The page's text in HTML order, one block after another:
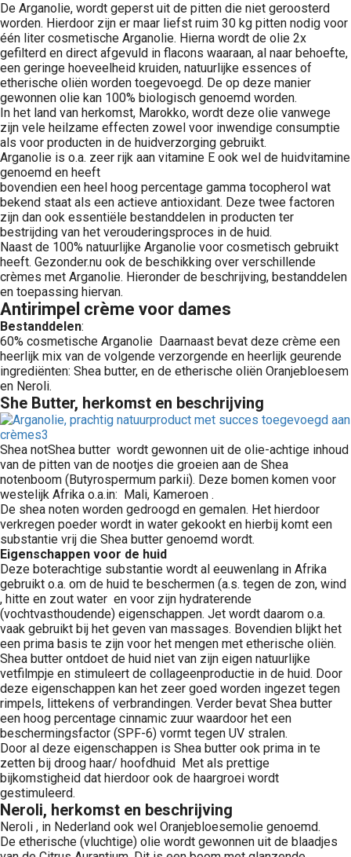
De Arganolie, wordt geperst uit de pitten die niet geroosterd
worden. Hierdoor zijn er maar liefst ruim 30 kg pitten nodig voor
één liter cosmetische Arganolie. Hierna wordt de olie 2x
gefilterd en direct afgevuld in flacons waaraan, al naar behoefte,
een geringe hoeveelheid kruiden, natuurlijke essences of
etherische oliën worden toegevoegd. De op deze manier
gewonnen olie kan 100% biologisch genoemd worden.
In het land van herkomst, Marokko, wordt deze olie vanwege
zijn vele heilzame effecten zowel voor inwendige consumptie
als voor producten in de huidverzorging gebruikt.
Arganolie is o.a. zeer rijk aan vitamine E ook wel de huidvitamine
genoemd en heeft
bovendien een heel hoog percentage gamma tocopherol wat
bekend staat als een actieve antioxidant. Deze twee factoren
zijn dan ook essentiële bestanddelen in producten ter
bestrijding van het verouderingsproces in de huid.
Naast de 100% natuurlijke Arganolie voor cosmetisch gebruikt
heeft. Gezonder.nu ook de beschikking over verschillende
crèmes met Arganolie. Hieronder de beschrijving, bestanddelen
en toepassing hiervan.
Antirimpel crème voor dames
Bestanddelen:
60% cosmetische Arganolie Daarnaast bevat deze crème een
heerlijk mix van de volgende verzorgende en heerlijk geurende
ingrediënten: Shea butter, en de etherische oliën Oranjebloesem
en Neroli.
She Butter, herkomst en beschrijving
Shea notShea butter wordt gewonnen uit de olie-achtige inhoud
van de pitten van de nootjes die groeien aan de Shea
notenboom (Butyrospermum parkii). Deze bomen komen voor
westelijk Afrika o.a.in: Mali, Kameroen .
De shea noten worden gedroogd en gemalen. Het hierdoor
verkregen poeder wordt in water gekookt en hierbij komt een
substantie vrij die Shea butter genoemd wordt.
Eigenschappen voor de huid
Deze boterachtige substantie wordt al eeuwenlang in Afrika
gebruikt o.a. om de huid te beschermen (a.s. tegen de zon, wind
, hitte en zout water en voor zijn hydraterende
(vochtvasthoudende) eigenschappen. Jet wordt daarom o.a.
vaak gebruikt bij het geven van massages. Bovendien blijkt het
een prima basis te zijn voor het mengen met etherische oliën.
Shea butter ontdoet de huid niet van zijn eigen natuurlijke
vetfilmpje en stimuleert de collageenproductie in de huid. Door
deze eigenschappen kan het zeer goed worden ingezet tegen
rimpels, littekens of verbrandingen. Verder bevat Shea butter
een hoog percentage cinnamic zuur waardoor het een
beschermingsfactor (SPF-6) vormt tegen UV stralen.
Door al deze eigenschappen is Shea butter ook prima in te
zetten bij droog haar/ hoofdhuid Met als prettige
bijkomstigheid dat hierdoor ook de haargroei wordt
gestimuleerd.
Neroli, herkomst en beschrijving
Neroli , in Nederland ook wel Oranjebloesemolie genoemd.
De etherische (vluchtige) olie wordt gewonnen uit de blaadjes